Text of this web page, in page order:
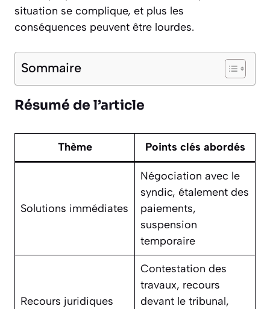
situation se complique, et plus les
conséquences peuvent être lourdes.
Sommaire
Résumé de l’article
Thème Points clés abordés
Solutions immédiates
Négociation avec le
syndic, étalement des
paiements,
suspension
temporaire
Recours juridiques
Contestation des
travaux, recours
devant le tribunal,